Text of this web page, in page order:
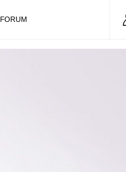
FORUM